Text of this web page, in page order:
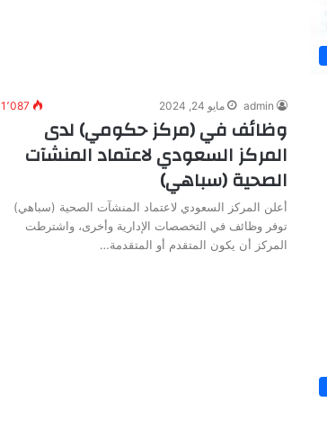
admin مايو 24, 2024 1٬087
وظائف في (مركز حكومي) لدى
المركز السعودي لاعتماد المنشآت
الصحية (سباهي)
أعلن المركز السعودي لاعتماد المنشآت الصحية (سباهي)
توفر وظائف في التخصصات الإدارية وأخرى، واشترطت
المركز أن يكون المتقدم أو المتقدمة…